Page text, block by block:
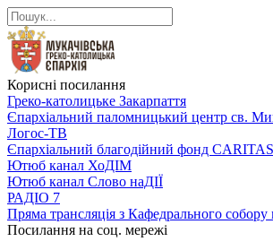
Корисні посилання
Греко-католицьке Закарпаття
Єпархіальний паломницький центр св.
Логос-ТВ
Єпархіальний благодійний фонд
Ютюб канал ХоДІМ
Ютюб канал Слово наДІЇ
РАДІО 7
Пряма трансляція з Кафедрального
Посилання на соц. мережі